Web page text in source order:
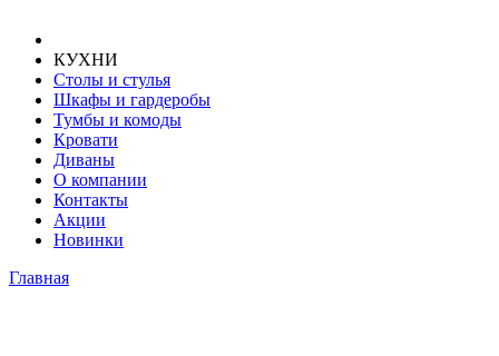
КУХНИ
Столы и стулья
Шкафы и гардеробы
Тумбы и комоды
Кровати
Диваны
О компании
Контакты
Акции
Новинки
Главная